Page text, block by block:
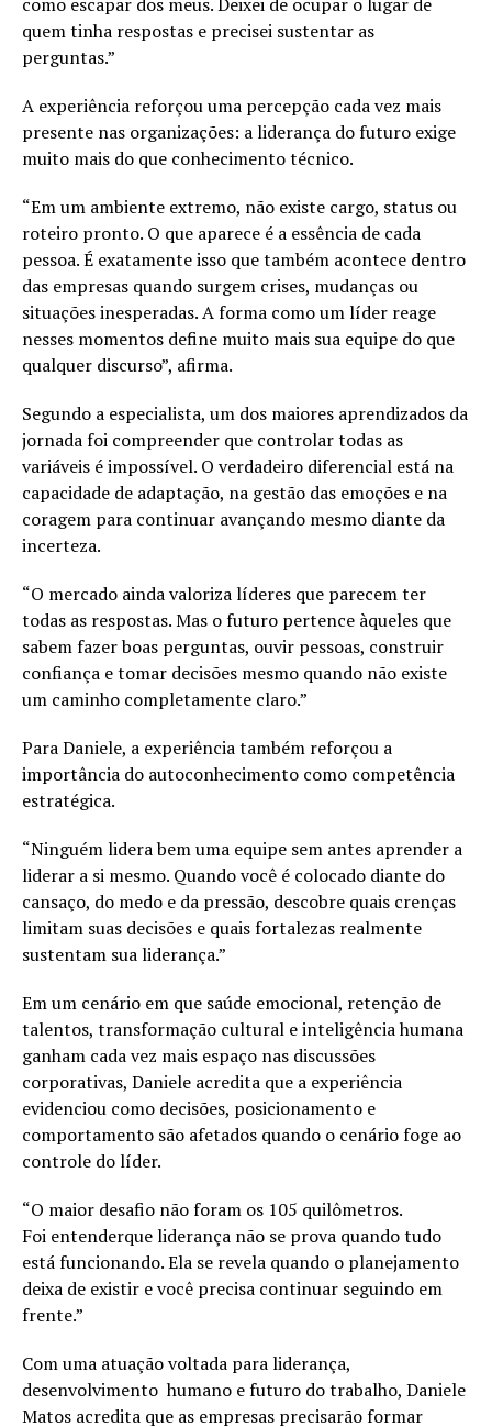
quem tinha respostas e precisei sustentar as
perguntas.”
A experiência reforçou uma percepção cada vez mais
presente nas organizações: a liderança do futuro exige
muito mais do que conhecimento técnico.
“Em um ambiente extremo, não existe cargo, status ou
roteiro pronto. O que aparece é a essência de cada
pessoa. É exatamente isso que também acontece dentro
das empresas quando surgem crises, mudanças ou
situações inesperadas. A forma como um líder reage
nesses momentos define muito mais sua equipe do que
qualquer discurso”, afirma.
Segundo a especialista, um dos maiores aprendizados da
jornada foi compreender que controlar todas as
variáveis é impossível. O verdadeiro diferencial está na
capacidade de adaptação, na gestão das emoções e na
coragem para continuar avançando mesmo diante da
incerteza.
“O mercado ainda valoriza líderes que parecem ter
todas as respostas. Mas o futuro pertence àqueles que
sabem fazer boas perguntas, ouvir pessoas, construir
confiança e tomar decisões mesmo quando não existe
um caminho completamente claro.”
Para Daniele, a experiência também reforçou a
importância do autoconhecimento como competência
estratégica.
“Ninguém lidera bem uma equipe sem antes aprender a
liderar a si mesmo. Quando você é colocado diante do
cansaço, do medo e da pressão, descobre quais crenças
limitam suas decisões e quais fortalezas realmente
sustentam sua liderança.”
Em um cenário em que saúde emocional, retenção de
talentos, transformação cultural e inteligência humana
ganham cada vez mais espaço nas discussões
corporativas, Daniele acredita que a experiência
evidenciou como decisões, posicionamento e
comportamento são afetados quando o cenário foge ao
controle do líder.
“O maior desafio não foram os 105 quilômetros.
Foi entenderque liderança não se prova quando tudo
está funcionando. Ela se revela quando o planejamento
deixa de existir e você precisa continuar seguindo em
frente.”
Com uma atuação voltada para liderança,
desenvolvimento humano e futuro do trabalho, Daniele
Matos acredita que as empresas precisarão formar